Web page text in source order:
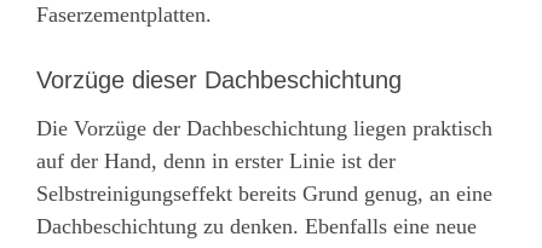
Faserzementplatten.
Vorzüge dieser Dachbeschichtung
Die Vorzüge der Dachbeschichtung liegen praktisch
auf der Hand, denn in erster Linie ist der
Selbstreinigungseffekt bereits Grund genug, an eine
Dachbeschichtung zu denken. Ebenfalls eine neue